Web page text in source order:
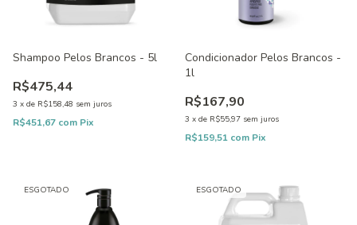
Shampoo Pelos Brancos - 5l
R$475,44
3 x de R$158,48 sem juros
R$451,67 com Pix
Condicionador Pelos Brancos -
1l
R$167,90
3 x de R$55,97 sem juros
R$159,51 com Pix
ESGOTADO ESGOTADO